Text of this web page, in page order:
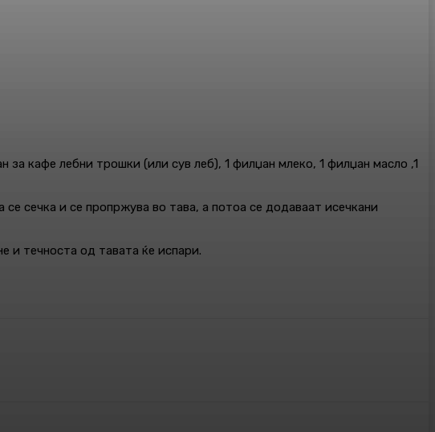
кафе лебни трошки (или сув леб), 1 филџан млеко, 1 филџан масло ,1
сечка и се пропржува во тава, а потоа се додаваат исечкани
и течноста од тавата ќе испари.